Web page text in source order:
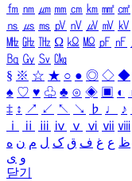
㎙ ㎚ ㎛ ㎜ ㎝ ㎞ ㎟ ㎠
㎱ ㎲ ㎳ ㎴ ㎵ ㎶ ㎷ ㎸
㎒ ㎓ ㎔ Ω ㏀ ㏁ ㎊ ㎋
㏃ ㏉ ㏜ ㏆
§ ※ ☆ ★ ○ ● ◎ ◇ ◆
♠ ♡ ♥ ♧ ♣ ⊙ ◈ ▣ ◐
‡ ↕ ↗ ↙ ↖ ↘ ♭ ♩ ♪
ⅰ
ⅱ ⅲ ⅳ ⅴ ⅵ ⅶ ⅷ
ظ ع غ ف ق ک ل م ن ه
و ی
닫기